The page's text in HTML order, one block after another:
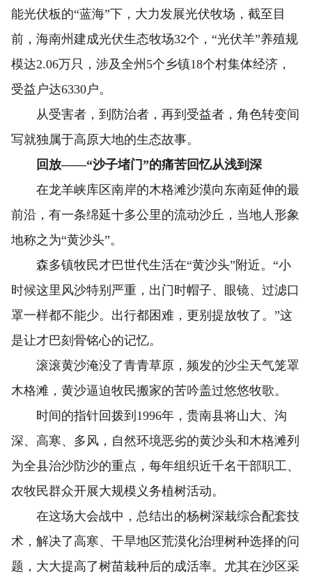
能光伏板的“蓝海”下，大力发展光伏牧场，截至目
前，海南州建成光伏生态牧场32个，“光伏羊”养殖规
模达2.06万只，涉及全州5个乡镇18个村集体经济，
受益户达6330户。
从受害者，到防治者，再到受益者，角色转变间
写就独属于高原大地的生态故事。
回放——“沙子堵门”的痛苦回忆从浅到深
在龙羊峡库区南岸的木格滩沙漠向东南延伸的最
前沿，有一条绵延十多公里的流动沙丘，当地人形象
地称之为“黄沙头”。
森多镇牧民才巴世代生活在“黄沙头”附近。“小
时候这里风沙特别严重，出门时帽子、眼镜、过滤口
罩一样都不能少。出行都困难，更别提放牧了。”这
是让才巴刻骨铭心的记忆。
滚滚黄沙淹没了青青草原，频发的沙尘天气笼罩
木格滩，黄沙逼迫牧民搬家的苦吟盖过悠悠牧歌。
时间的指针回拨到1996年，贵南县将山大、沟
深、高寒、多风，自然环境恶劣的黄沙头和木格滩列
为全县治沙防沙的重点，每年组织近千名干部职工、
农牧民群众开展大规模义务植树活动。
在这场大会战中，总结出的杨树深栽综合配套技
术，解决了高寒、干旱地区荒漠化治理树种选择的问
题，大大提高了树苗栽种后的成活率。尤其在沙区采